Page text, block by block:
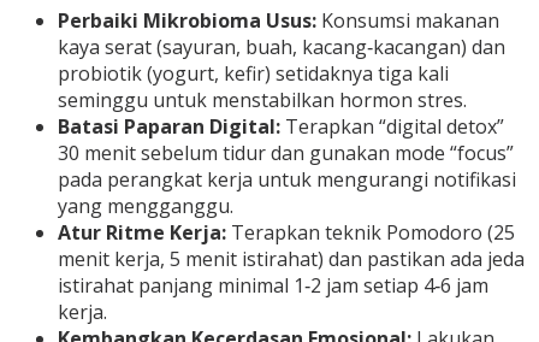
Perbaiki Mikrobioma Usus: Konsumsi makanan
kaya serat (sayuran, buah, kacang‑kacangan) dan
probiotik (yogurt, kefir) setidaknya tiga kali
seminggu untuk menstabilkan hormon stres.
Batasi Paparan Digital: Terapkan “digital detox”
30 menit sebelum tidur dan gunakan mode “focus”
pada perangkat kerja untuk mengurangi notifikasi
yang mengganggu.
Atur Ritme Kerja: Terapkan teknik Pomodoro (25
menit kerja, 5 menit istirahat) dan pastikan ada jeda
istirahat panjang minimal 1‑2 jam setiap 4‑6 jam
kerja.